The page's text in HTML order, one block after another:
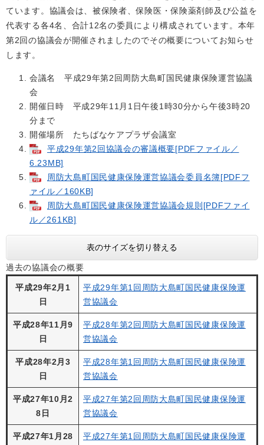
ています。協議会は、被保険者、保険医・保険薬剤師及び公益を
代表する各4名、合計12名の委員により構成されています。本年
第2回の協議会が開催されましたのでその概要についてお知らせ
します。
会議名 平成29年第2回周防大島町国民健康保険運営協議
会
開催日時 平成29年11月1日午後1時30分から午後3時20
分まで
開催場所 たちばなケアプラザ会議室
平成29年第2回協議会の審議概要[PDFファイル／
6.23MB]
周防大島町国民健康保険運営協議会委員名簿[PDFフ
ァイル／160KB]
周防大島町国民健康保険運営協議会規則[PDFファイ
ル／261KB]
表のサイズを切り替える
過去の協議会の概要
平成29年2月1
日
平成29年第1回周防大島町国民健康保険運
営協議会
平成28年11月9
日
平成28年第2回周防大島町国民健康保険運
営協議会
平成28年2月3
日
平成28年第1回周防大島町国民健康保険運
営協議会
平成27年10月2
8日
平成27年第2回周防大島町国民健康保険運
営協議会
平成27年1月28
平成27年第1回周防大島町国民健康保険運